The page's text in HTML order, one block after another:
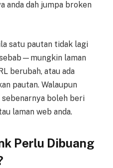
anda dah jumpa broken
satu pautan tidak lagi
laman
berubah, atau ada
pautan. Walaupun
boleh beri
laman web anda.
Perlu Dibuang